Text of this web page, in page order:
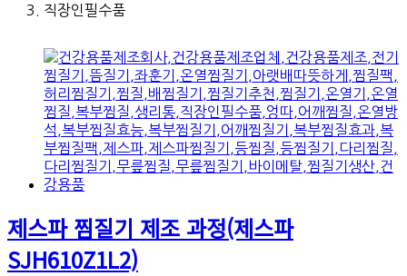
직장인필수품
제스파 찜질기 제조 과정(제스파
SJH610Z1L2)